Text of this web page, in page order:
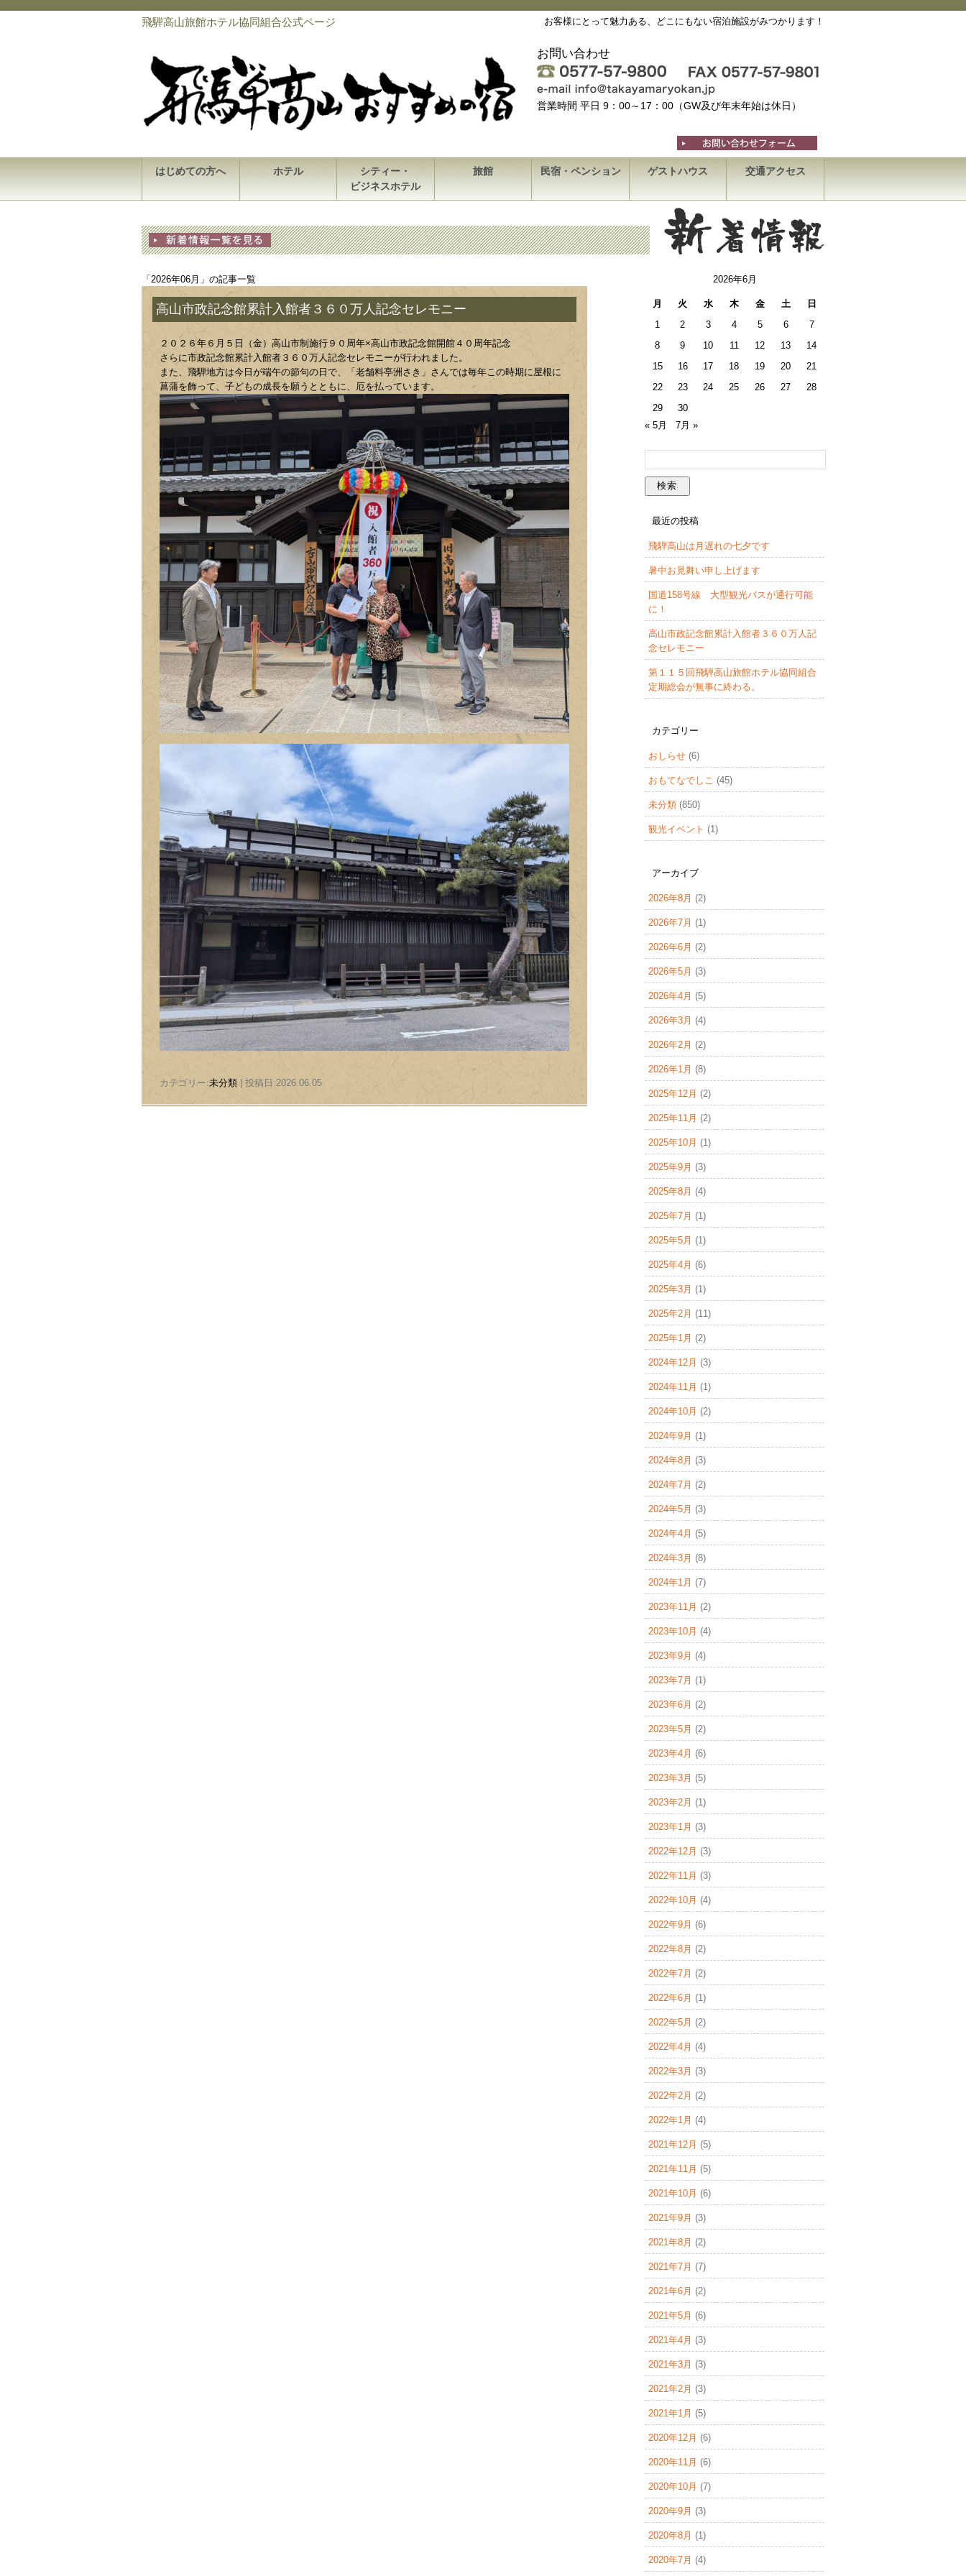
飛騨高山旅館ホテル協同組合公式ページ お客様にとって魅力ある、どこにもない宿泊施設がみつかります！
お問い合わせ
営業時間 平日 9：00～17：00（GW及び年末年始は休日）
はじめての方へ ホテル
シティー・
ビジネスホテル
旅館 民宿・ペンション ゲストハウス 交通アクセス
「2026年06月」の記事一覧
高山市政記念館累計入館者３６０万人記念セレモニー
２０２６年６月５日（金）高山市制施行９０周年×高山市政記念館開館４０周年記念
さらに市政記念館累計入館者３６０万人記念セレモニーが行われました。
また、飛騨地方は今日が端午の節句の日で、「老舗料亭洲さき」さんでは毎年この時期に屋根に
菖蒲を飾って、子どもの成長を願うとともに、厄を払っています。
カテゴリー:未分類 | 投稿日:2026.06.05
2026年6月
月 火 水 木 金 土
日
1
2 3 4 5 6
7
8
9 10 11 12 13
14
15
16 17 18 19 20
21
22
23 24 25 26 27
28
29
30
« 5月
7月 »
最近の投稿
飛騨高山は月遅れの七夕です
暑中お見舞い申し上げます
国道158号線 大型観光バスが通行可能
に！
高山市政記念館累計入館者３６０万人記
念セレモニー
第１１５回飛騨高山旅館ホテル協同組合
定期総会が無事に終わる。
カテゴリー
おしらせ (6)
おもてなでしこ (45)
未分類 (850)
観光イベント (1)
アーカイブ
2026年8月 (2)
2026年7月 (1)
2026年6月 (2)
2026年5月 (3)
2026年4月 (5)
2026年3月 (4)
2026年2月 (2)
2026年1月 (8)
2025年12月 (2)
2025年11月 (2)
2025年10月 (1)
2025年9月 (3)
2025年8月 (4)
2025年7月 (1)
2025年5月 (1)
2025年4月 (6)
2025年3月 (1)
2025年2月 (11)
2025年1月 (2)
2024年12月 (3)
2024年11月 (1)
2024年10月 (2)
2024年9月 (1)
2024年8月 (3)
2024年7月 (2)
2024年5月 (3)
2024年4月 (5)
2024年3月 (8)
2024年1月 (7)
2023年11月 (2)
2023年10月 (4)
2023年9月 (4)
2023年7月 (1)
2023年6月 (2)
2023年5月 (2)
2023年4月 (6)
2023年3月 (5)
2023年2月 (1)
2023年1月 (3)
2022年12月 (3)
2022年11月 (3)
2022年10月 (4)
2022年9月 (6)
2022年8月 (2)
2022年7月 (2)
2022年6月 (1)
2022年5月 (2)
2022年4月 (4)
2022年3月 (3)
2022年2月 (2)
2022年1月 (4)
2021年12月 (5)
2021年11月 (5)
2021年10月 (6)
2021年9月 (3)
2021年8月 (2)
2021年7月 (7)
2021年6月 (2)
2021年5月 (6)
2021年4月 (3)
2021年3月 (3)
2021年2月 (3)
2021年1月 (5)
2020年12月 (6)
2020年11月 (6)
2020年10月 (7)
2020年9月 (3)
2020年8月 (1)
2020年7月 (4)